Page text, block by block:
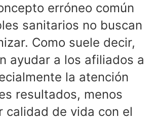
erróneo común
sanitarios no buscan
Como suele decir,
ayudar a los afiliados a
la atención
resultados, menos
calidad de vida con el